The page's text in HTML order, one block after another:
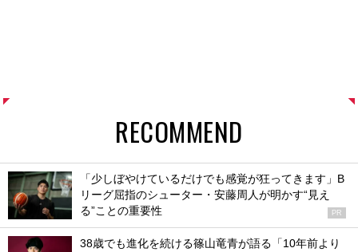
RECOMMEND
「少しぼやけているだけでも感覚が狂ってきます」B
リーグ屈指のシューター・安藤周人が明かす“見え
る”ことの重要性
PR
38歳でも進化を続ける篠山竜青が語る「10年前より